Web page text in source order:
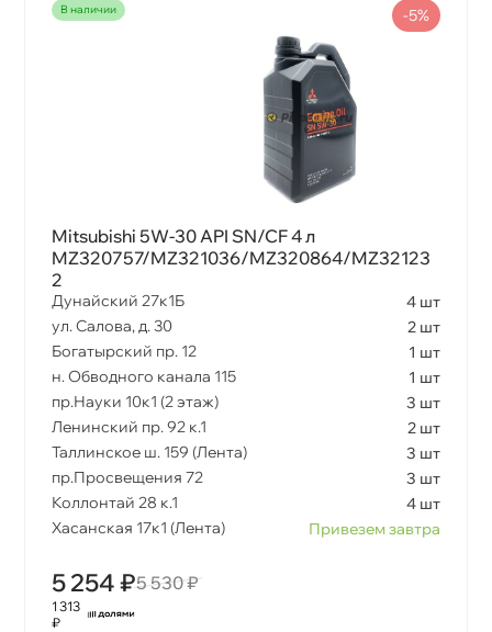
наличии
Mitsubishi 5W-30 API SN/CF 4 л
MZ320757/MZ321036/MZ320864/MZ32123
2
Дунайский 27к1Б
4 шт
ул. Салова, д. 30
2 шт
Богатырский пр. 12
1 шт
н. Обводного канала 115
1 шт
пр.Науки 10к1 (2 этаж)
3 шт
Ленинский пр. 92 к.1
2 шт
Таллинское ш. 159 (Лента)
3 шт
пр.Просвещения 72
3 шт
Коллонтай 28 к.1
4 шт
Хасанская 17к1 (Лента)
Привезем завтра
5 254 ₽5 530 ₽
-5%
1 313
₽